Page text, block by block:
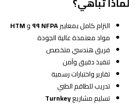
التزام كامل بمعاييرNFPA ٩٩ وHTM
مواد معتمدة عالية الجودة
فريق هندسي متخصص
تنفيذ دقيق وآمن
تقارير واختبارات رسمية
تدريب للطاقم الطبي
تسليم مشاريعTurnkey